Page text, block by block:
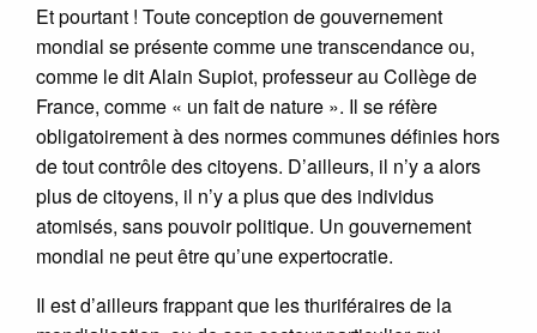
Et pourtant ! Toute conception de gouvernement
mondial se présente comme une transcendance ou,
comme le dit Alain Supiot, professeur au Collège de
France, comme « un fait de nature ». Il se réfère
obligatoirement à des normes communes définies hors
de tout contrôle des citoyens. D’ailleurs, il n’y a alors
plus de citoyens, il n’y a plus que des individus
atomisés, sans pouvoir politique. Un gouvernement
mondial ne peut être qu’une expertocratie.
Il est d’ailleurs frappant que les thuriféraires de la